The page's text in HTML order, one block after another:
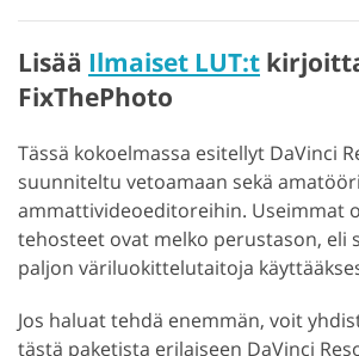
Lisää Ilmaiset LUT:t
FixThePhoto
Tässä kokoelmassa esitellyt DaVinci
suunniteltu vetoamaan sekä
ammattivideoeditoreihin. Useimmat
tehosteet ovat melko perustason, eli
paljon väriluokittelutaitoja
Jos haluat tehdä enemmän, voit
tästä paketista erilaiseen DaVinci